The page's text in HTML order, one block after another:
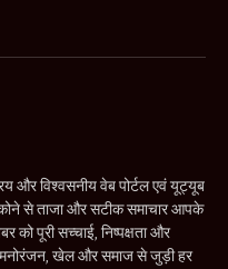
और विश्वसनीय वेब पोर्टल एवं यूट्यूब
से ताजा और सटीक समाचार आपके
को पूरी सच्चाई, निष्पक्षता और
मनोरंजन, खेल और समाज से जुड़ी हर